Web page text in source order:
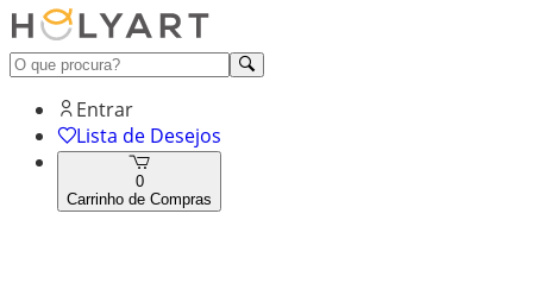
Entrar
Lista de Desejos
0
Carrinho de Compras